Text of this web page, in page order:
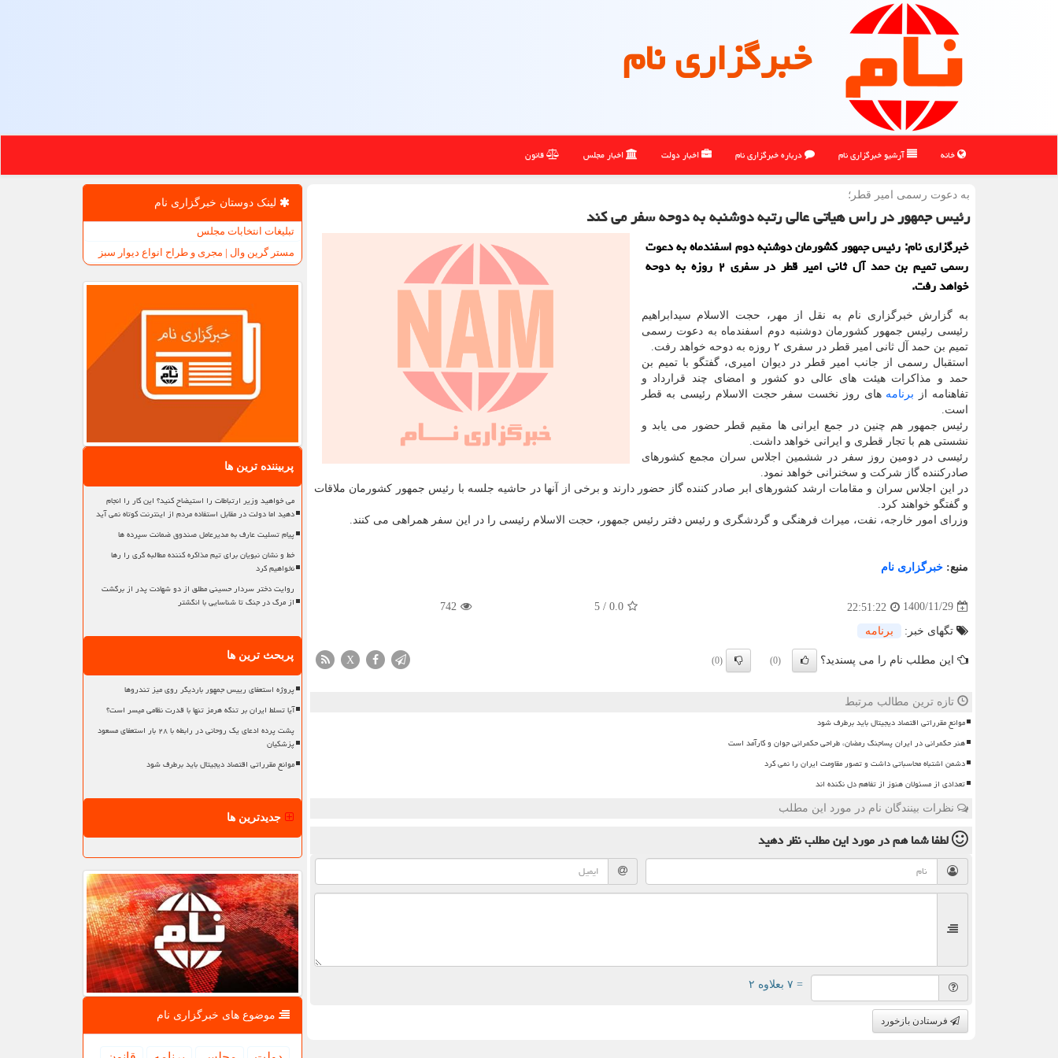
خبرگزاری نام
خانه آرشیو خبرگزاری نام درباره خبرگزاری نام اخبار دولت اخبار مجلس قانون
به دعوت رسمی امیر قطر؛
رئیس جمهور در راس هیاتی عالی رتبه دوشنبه به دوحه سفر می کند
خبرگزاری نام: رئیس جمهور کشورمان دوشنبه دوم اسفندماه به دعوت
رسمی تمیم بن حمد آل ثانی امیر قطر در سفری ۲ روزه به دوحه
خواهد رفت.
به گزارش خبرگزاری نام به نقل از مهر، حجت الاسلام سیدابراهیم
رئیسی رئیس جمهور کشورمان دوشنبه دوم اسفندماه به دعوت رسمی
تمیم بن حمد آل ثانی امیر قطر در سفری ۲ روزه به دوحه خواهد رفت.
استقبال رسمی از جانب امیر قطر در دیوان امیری، گفتگو با تمیم بن
حمد و مذاکرات هیئت های عالی دو کشور و امضای چند قرارداد و
تفاهنامه از برنامه های روز نخست سفر حجت الاسلام رئیسی به قطر
است.
رئیس جمهور هم چنین در جمع ایرانی ها مقیم قطر حضور می یابد و
نشستی هم با تجار قطری و ایرانی خواهد داشت.
رئیسی در دومین روز سفر در ششمین اجلاس سران مجمع کشورهای
صادرکننده گاز شرکت و سخنرانی خواهد نمود.
در این اجلاس سران و مقامات ارشد کشورهای ابر صادر کننده گاز حضور دارند و برخی از آنها در حاشیه جلسه با رئیس جمهور کشورمان ملاقات
و گفتگو خواهند کرد.
وزرای امور خارجه، نفت، میراث فرهنگی و گردشگری و رئیس دفتر رئیس جمهور، حجت الاسلام رئیسی را در این سفر همراهی می کنند.
منبع: خبرگزاری نام
1400/11/29
22:51:22
0.0
/
5
742
تگهای خبر: برنامه
این مطلب نام را می پسندید؟ (0)
(0)
X
تازه ترین مطالب مرتبط
موانع مقرراتی اقتصاد دیجیتال باید برطرف شود
هنر حکمرانی در ایران پساجنگ رمضان، طراحی حکمرانی جوان و کارآمد است
دشمن اشتباه محاسباتی داشت و تصور مقاومت ایران را نمی کرد
تعدادی از مسئولان هنوز از تفاهم دل نکنده اند
نظرات بینندگان نام در مورد این مطلب
لطفا شما همدر مورد این مطلبنظر دهید
= ۷ بعلاوه ۲
فرستادن بازخورد
لینک دوستان خبرگزاری نام
تبلیغات انتخابات مجلس
مستر گرین وال | مجری و طراح انواع دیوار سبز
پربیننده ترین ها
می خواهید وزیر ارتباطات را استیضاح کنید؟ این کار را انجام
دهید اما دولت در مقابل استفاده مردم از اینترنت کوتاه نمی آید
پیام تسلیت عارف به مدیرعامل صندوق ضمانت سپرده ها
خط و نشان نبویان برای تیم مذاکره کننده مطالبه گری را رها
نخواهیم کرد
روایت دختر سردار حسینی مطلق از دو شهادت پدر از برگشت
از مرگ در جنگ تا شناسایی با انگشتر
پربحث ترین ها
پروژه استعفای رییس جمهور باردیگر روی میز تندروها
آیا تسلط ایران بر تنگه هرمز تنها با قدرت نظامی میسر است؟
پشت پرده ادعای یک روحانی در رابطه با ۲۸ بار استعفای مسعود
پزشکیان
موانع مقرراتی اقتصاد دیجیتال باید برطرف شود
جدیدترین ها
موضوع های خبرگزاری نام